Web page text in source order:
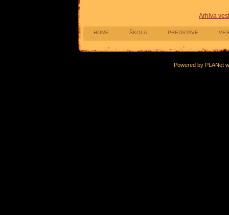
Arhiva
HOME ŠKOLA PREDSTAVE
Powered by PLANet